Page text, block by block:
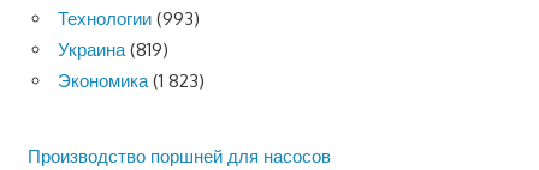
Технологии (993)
Украина (819)
Экономика (1 823)
Производство поршней для насосов